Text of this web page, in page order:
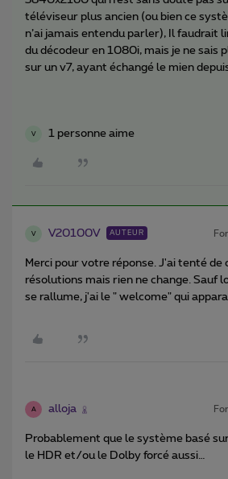
téléviseur plus ancien (ou bien ce
n’ai jamais entendu parler), Il faudrait
du décodeur en 1080i, mais je ne sais
sur un v7, ayant échangé le mien
V 1 personne aime
V V20100V AUTEUR
Merci pour votre réponse. J'ai tenté de
résolutions mais rien ne change. Sauf
se rallume, j'ai le " welcome" qui
A alloja
Probablement que le système basé
le HDR et/ou le Dolby forcé aussi…